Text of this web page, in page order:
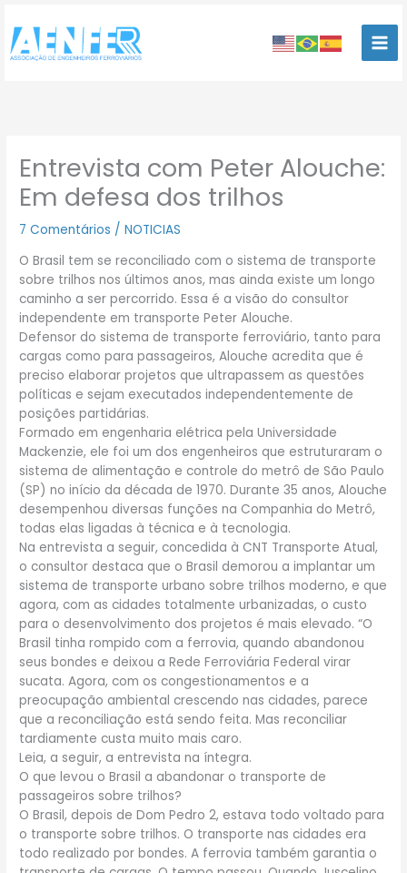
para
conteúdo
Entrevista com Peter Alouche:
Em defesa dos trilhos
7 Comentários /NOTICIAS
O Brasil tem se reconciliado com o sistema de transporte
sobre trilhos nos últimos anos, mas ainda existe um longo
caminho a ser percorrido. Essa é a visão do consultor
independente em transporte Peter Alouche.
Defensor do sistema de transporte ferroviário, tanto para
cargas como para passageiros, Alouche acredita que é
preciso elaborar projetos que ultrapassem as questões
políticas e sejam executados independentemente de
posições partidárias.
Formado em engenharia elétrica pela Universidade
Mackenzie, ele foi um dos engenheiros que estruturaram o
sistema de alimentação e controle do metrô de São Paulo
(SP) no início da década de 1970. Durante 35 anos, Alouche
desempenhou diversas funções na Companhia do Metrô,
todas elas ligadas à técnica e à tecnologia.
Na entrevista a seguir, concedida à CNT Transporte Atual,
o consultor destaca que o Brasil demorou a implantar um
sistema de transporte urbano sobre trilhos moderno, e que
agora, com as cidades totalmente urbanizadas, o custo
para o desenvolvimento dos projetos é mais elevado. “O
Brasil tinha rompido com a ferrovia, quando abandonou
seus bondes e deixou a Rede Ferroviária Federal virar
sucata. Agora, com os congestionamentos e a
preocupação ambiental crescendo nas cidades, parece
que a reconciliação está sendo feita. Mas reconciliar
tardiamente custa muito mais caro.
Leia, a seguir, a entrevista na íntegra.
O que levou o Brasil a abandonar o transporte de
passageiros sobre trilhos?
O Brasil, depois de Dom Pedro 2, estava todo voltado para
o transporte sobre trilhos. O transporte nas cidades era
todo realizado por bondes. A ferrovia também garantia o